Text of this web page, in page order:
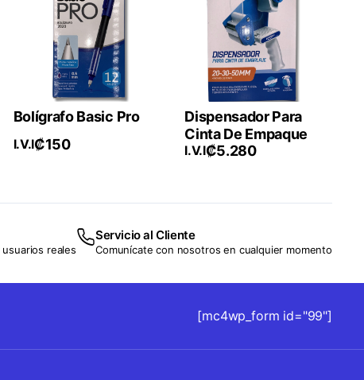
Bolígrafo Basic Pro
₡150
I.V.I
Dispensador Para
Cinta De Empaque
₡5.280
I.V.I
reales
Servicio al Cliente
Comunícate con nosotros en cualquier momento
[mc4wp_form id="99"]